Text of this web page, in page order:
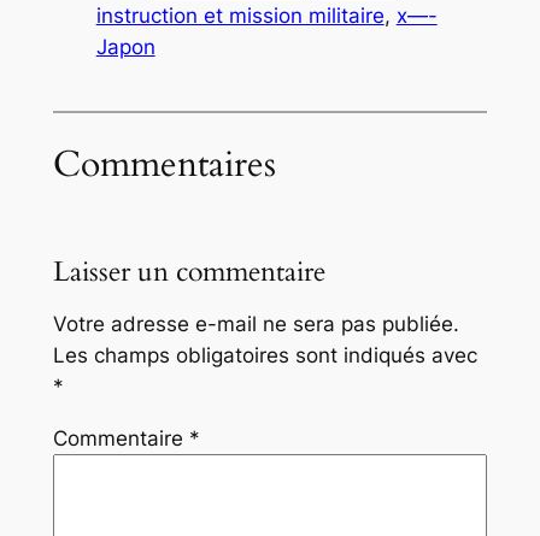
instruction et mission militaire, x—-
Japon
Commentaires
Laisser un commentaire
Votre adresse e-mail ne sera pas publiée.
Les champs obligatoires sont indiqués avec
*
Commentaire *